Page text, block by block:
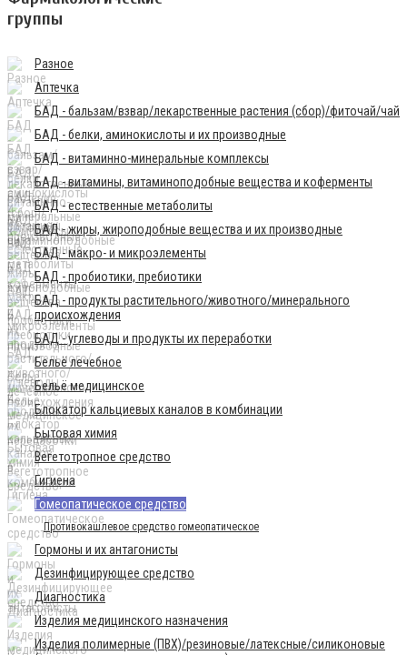
группы
Разное
Аптечка
БАД - бальзам/взвар/лекарственные растения (сбор)/фиточай/чай
БАД - белки, аминокислоты и их производные
БАД - витаминно-минеральные комплексы
БАД - витамины, витаминоподобные вещества и коферменты
БАД - естественные метаболиты
БАД - жиры, жироподобные вещества и их производные
БАД - макро- и микроэлементы
БАД - пробиотики, пребиотики
БАД - продукты растительного/животного/минерального
происхождения
БАД - углеводы и продукты их переработки
Бельё лечебное
Бельё медицинское
Блокатор кальциевых каналов в комбинации
Бытовая химия
Вегетотропное средство
Гигиена
Гомеопатическое средство
Противокашлевое средство гомеопатическое
Гормоны и их антагонисты
Дезинфицирующее средство
Диагностика
Изделия медицинского назначения
Изделия полимерные (ПВХ)/резиновые/латексные/силиконовые